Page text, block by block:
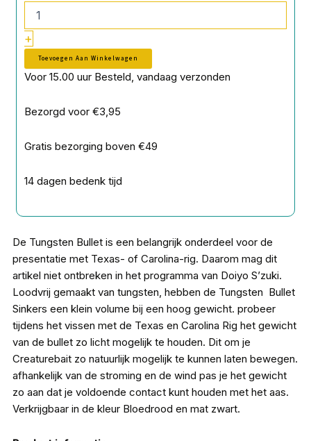
+
Toevoegen Aan Winkelwagen
Voor 15.00 uur Besteld, vandaag verzonden
Bezorgd voor €3,95
Gratis bezorging boven €49
14 dagen bedenk tijd
De Tungsten Bullet is een belangrijk onderdeel voor de
presentatie met Texas- of Carolina-rig. Daarom mag dit
artikel niet ontbreken in het programma van Doiyo S’zuki.
Loodvrij gemaakt van tungsten, hebben de Tungsten Bullet
Sinkers een klein volume bij een hoog gewicht. probeer
tijdens het vissen met de Texas en Carolina Rig het gewicht
van de bullet zo licht mogelijk te houden. Dit om je
Creaturebait zo natuurlijk mogelijk te kunnen laten bewegen.
afhankelijk van de stroming en de wind pas je het gewicht
zo aan dat je voldoende contact kunt houden met het aas.
Verkrijgbaar in de kleur Bloedrood en mat zwart.